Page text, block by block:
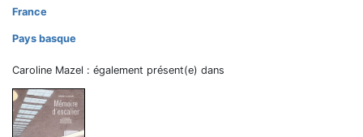
France
Pays basque
Caroline Mazel : également présent(e) dans